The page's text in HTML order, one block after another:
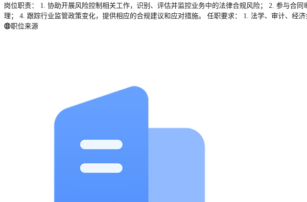
岗位职责： 1. 协助开展风险控制相关工作，识别、评估并监控业务中的法律合规风险； 2. 参与合
理； 4. 跟踪行业监管政策变化，提供相应的合规建议和应对措施。 任职要求： 1. 法学、审计、经
职位来源